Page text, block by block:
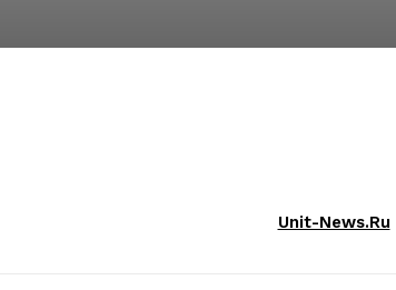
Unit-News.ru